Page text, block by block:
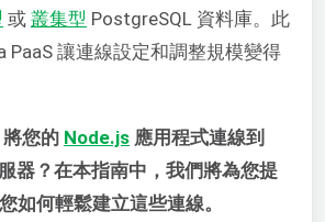
或 叢集型 PostgreSQL 資料庫。此
PaaS 讓連線設定和調整規模變得
將您的 Node.js 應用程式連線到
器？在本指南中，我們將為您提
如何輕鬆建立這些連線。